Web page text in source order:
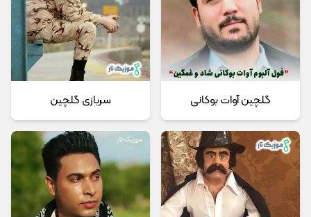
گلچین آوات بوکانی سربازی گلچین